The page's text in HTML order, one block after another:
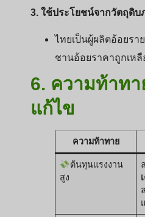
3. ใช้ประโยชน์จากวัตถุดิบ
ไทยเป็นผู้ผลิตอ้อยร
ชานอ้อยราคาถูกเหลื
6. ความท้าท
แก้ไข
ความท้าทาย
ต้นทุนแรงงาน
สูง